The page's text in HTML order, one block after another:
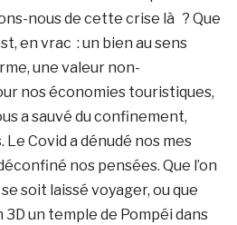
nous de cette crise là ? Que
en vrac : un bien au sens
une valeur non-
nos économies touristiques,
a sauvé du confinement,
Covid a dénudé nos mes
nos pensées. Que l’on
se soit laissé voyager, ou que
3D un temple de Pompéi dans